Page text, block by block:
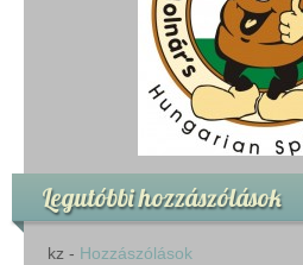
Legutóbbi hozzászólások
kz - Hozzászólások